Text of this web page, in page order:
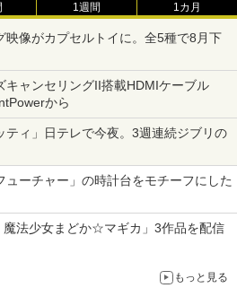
1週間 1カ月
映像がカプセルトイに。全5種で8月下
キャンセリングII搭載HDMIケーブル
から
ティ」日テレで今夜。3週連続ジブリの
ューチャー」の時計台をモチーフにした
魔法少女まどか☆マギカ」3作品を配信
もっと見る